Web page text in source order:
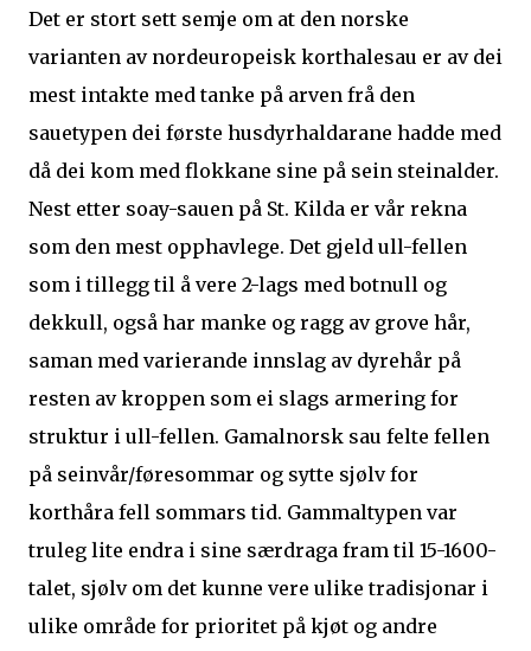
Det er stort sett semje om at den norske
varianten av nordeuropeisk korthalesau er av dei
mest intakte med tanke på arven frå den
sauetypen dei første husdyrhaldarane hadde med
då dei kom med flokkane sine på sein steinalder.
Nest etter soay-sauen på St. Kilda er vår rekna
som den mest opphavlege. Det gjeld ull-fellen
som i tillegg til å vere 2-lags med botnull og
dekkull, også har manke og ragg av grove hår,
saman med varierande innslag av dyrehår på
resten av kroppen som ei slags armering for
struktur i ull-fellen. Gamalnorsk sau felte fellen
på seinvår/føresommar og sytte sjølv for
korthåra fell sommars tid. Gammaltypen var
truleg lite endra i sine særdraga fram til 15-1600-
talet, sjølv om det kunne vere ulike tradisjonar i
ulike område for prioritet på kjøt og andre